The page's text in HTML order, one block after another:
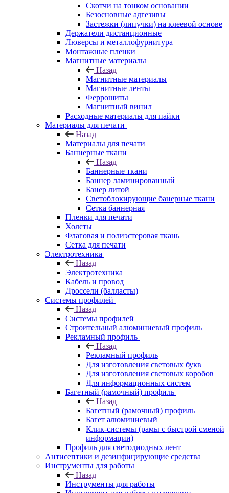
Скотчи на тонком основании
Безосновные адгезивы
Застежки (липучки) на клеевой основе
Держатели дистанционные
Люверсы и металлофурнитура
Монтажные пленки
Магнитные материалы
Назад
Магнитные материалы
Магнитные ленты
Феррошиты
Магнитный винил
Расходные материалы для пайки
Материалы для печати
Назад
Материалы для печати
Баннерные ткани
Назад
Баннерные ткани
Баннер ламинированный
Банер литой
Светоблокирующие банерные ткани
Сетка баннерная
Пленки для печати
Холсты
Флаговая и полиэстеровая ткань
Сетка для печати
Электротехника
Назад
Электротехника
Кабель и провод
Дроссели (балласты)
Системы профилей
Назад
Системы профилей
Строительный алюминиевый профиль
Рекламный профиль
Назад
Рекламный профиль
Для изготовления световых букв
Для изготовления световых коробов
Для информационных систем
Багетный (рамочный) профиль
Назад
Багетный (рамочный) профиль
Багет алюминиевый
Клик-системы (рамы с быстрой сменой
информации)
Профиль для светодиодных лент
Антисептики и дезинфицирующие средства
Инструменты для работы
Назад
Инструменты для работы